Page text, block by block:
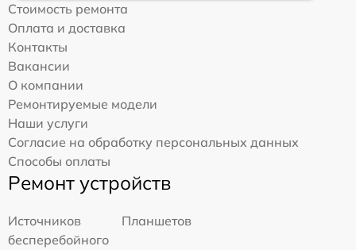
Стоимость ремонта
Оплата и доставка
Контакты
Вакансии
О компании
Ремонтируемые модели
Наши услуги
Согласие на обработку персональных данных
Способы оплаты
Ремонт устройств
Источников
бесперебойного
Планшетов